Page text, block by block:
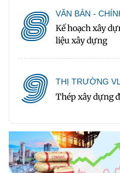
8 VĂN BẢN -
Kế hoạch xây
liệu xây dựng
9 THỊ TRƯỜNG
Thép xây dựng